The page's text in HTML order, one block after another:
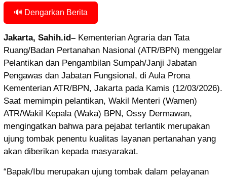
🔊 Dengarkan Berita
Jakarta, Sahih.id– Kementerian Agraria dan Tata
Ruang/Badan Pertanahan Nasional (ATR/BPN) menggelar
Pelantikan dan Pengambilan Sumpah/Janji Jabatan
Pengawas dan Jabatan Fungsional, di Aula Prona
Kementerian ATR/BPN, Jakarta pada Kamis (12/03/2026).
Saat memimpin pelantikan, Wakil Menteri (Wamen)
ATR/Wakil Kepala (Waka) BPN, Ossy Dermawan,
mengingatkan bahwa para pejabat terlantik merupakan
ujung tombak penentu kualitas layanan pertanahan yang
akan diberikan kepada masyarakat.
“Bapak/Ibu merupakan ujung tombak dalam pelayanan